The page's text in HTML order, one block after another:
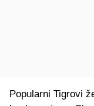
Popularni Tigrovi